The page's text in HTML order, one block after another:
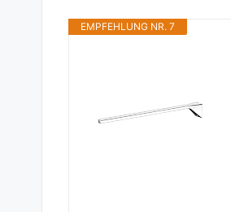
EMPFEHLUNG NR. 7